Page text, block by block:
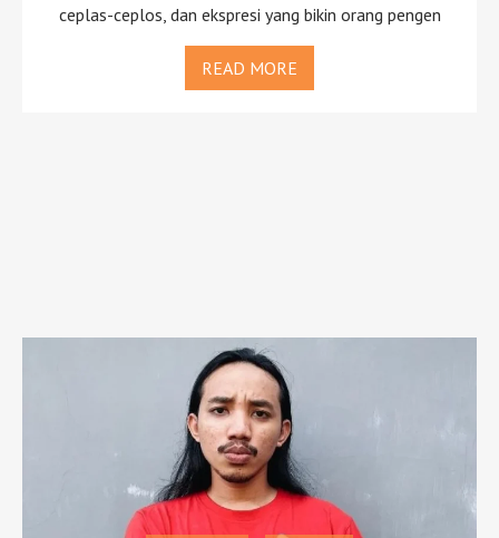
ceplas-ceplos, dan ekspresi yang bikin orang pengen
READ MORE